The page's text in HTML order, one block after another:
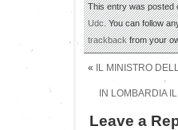
This entry was posted
Udc. You can follow
trackbackfrom your
« IL MINISTRO
IN LOMBARDIA
Leave a